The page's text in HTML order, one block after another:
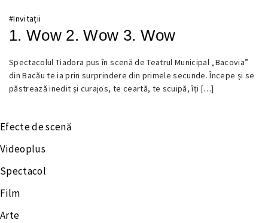
#Invitații
1. Wow 2. Wow 3. Wow
15
NOIEMBRIE
2021
Spectacolul Tiadora pus în scenă de Teatrul Municipal „Bacovia”
din Bacău te ia prin surprindere din primele secunde. Începe și se
păstrează inedit și curajos, te ceartă, te scuipă, îți […]
Efecte de scenă
Videoplus
Spectacol
Film
Arte